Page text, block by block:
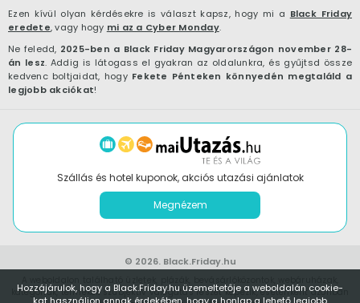
Hozzájárulok, hogy a Black.Friday.hu üzemeltetője a weboldalán cookie-
Ezen kívül olyan kérdésekre is választ kapsz, hogy mi a Black Friday
eredete, vagy hogy mi az a Cyber Monday.
Ne feledd, 2025-ben a Black Friday Magyarországon november 28-
án lesz. Addig is látogass el gyakran az oldalunkra, és gyűjtsd össze
kedvenc boltjaidat, hogy Fekete Pénteken könnyedén megtaláld a
legjobb akciókat!
Szállás és hotel kuponok, akciós utazási ajánlatok
Megnézem
© 2026. Black.Friday.hu
kategóriák, termékek szubjektív válogatás részét képezik, esetenként azonban